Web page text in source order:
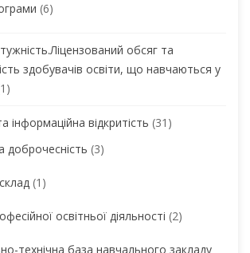
(6)
обсяг та
здобувачів освіти, що навчаються у
інформаційна відкритість (31)
доброчесність (3)
(1)
освітньої діяльності (2)
технічна база навчального закладу